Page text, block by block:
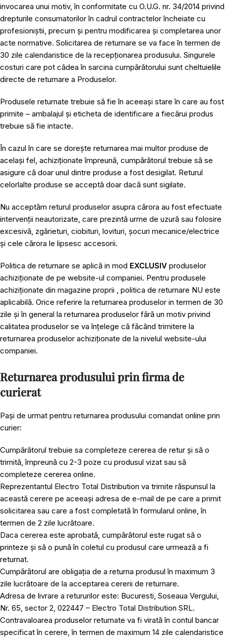
invocarea unui motiv, în conformitate cu O.U.G. nr. 34/2014 privind
drepturile consumatorilor în cadrul contractelor încheiate cu
profesioniștii, precum și pentru modificarea și completarea unor
acte normative. Solicitarea de returnare se va face în termen de
30 zile calendaristice de la recepționarea produsului. Singurele
costuri care pot cădea în sarcina cumpărătorului sunt cheltuielile
directe de returnare a Produselor.
Produsele returnate trebuie să fie în aceeași stare în care au fost
primite – ambalajul și eticheta de identificare a fiecărui produs
trebuie să fie intacte.
În cazul în care se dorește returnarea mai multor produse de
același fel, achiziționate împreună, cumpărătorul trebuie să se
asigure că doar unul dintre produse a fost desigilat. Returul
celorlalte produse se acceptă doar dacă sunt sigilate.
Nu acceptăm returul produselor asupra cărora au fost efectuate
intervenții neautorizate, care prezintă urme de uzură sau folosire
excesivă, zgârieturi, ciobituri, lovituri, șocuri mecanice/electrice
și cele cărora le lipsesc accesorii.
Politica de returnare se aplică in mod EXCLUSIV produselor
achiziționate de pe website-ul companiei. Pentru produsele
achiziționate din magazine proprii , politica de returnare NU este
aplicabilă. Orice referire la returnarea produselor in termen de 30
zile și în general la returnarea produselor fără un motiv privind
calitatea produselor se va înțelege că făcând trimitere la
returnarea produselor achiziționate de la nivelul website-ului
companiei.
Returnarea produsului prin firma de
curierat
Pași de urmat pentru returnarea produsului comandat online prin
curier:
Cumpărătorul trebuie sa completeze cererea de retur și să o
trimită, împreună cu 2-3 poze cu produsul vizat sau să
completeze cererea online.
Reprezentantul Electro Total Distribution va trimite răspunsul la
această cerere pe aceeași adresa de e-mail de pe care a primit
solicitarea sau care a fost completată în formularul online, în
termen de 2 zile lucrătoare.
Daca cererea este aprobată, cumpărătorul este rugat să o
printeze și să o pună în coletul cu produsul care urmează a fi
returnat.
Cumpărătorul are obligația de a returna produsul în maximum 3
zile lucrătoare de la acceptarea cererii de returnare.
Adresa de livrare a retururilor este: Bucuresti, Soseaua Vergului,
Nr. 65, sector 2, 022447 – Electro Total Distribution SRL.
Contravaloarea produselor returnate va fi virată în contul bancar
specificat în cerere, în termen de maximum 14 zile calendaristice